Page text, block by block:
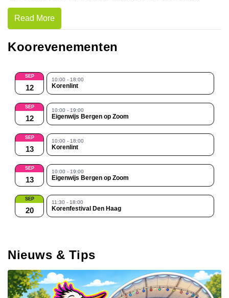
Read More
Koorevenementen
SEP
12
10:00 - 18:00
Korenlint
SEP
12
10:00 - 19:00
Eigenwijs Bergen op Zoom
SEP
13
10:00 - 18:00
Korenlint
SEP
13
10:00 - 19:00
Eigenwijs Bergen op Zoom
SEP
20
11:30 - 18:00
Korenfestival Den Haag
Nieuws & Tips